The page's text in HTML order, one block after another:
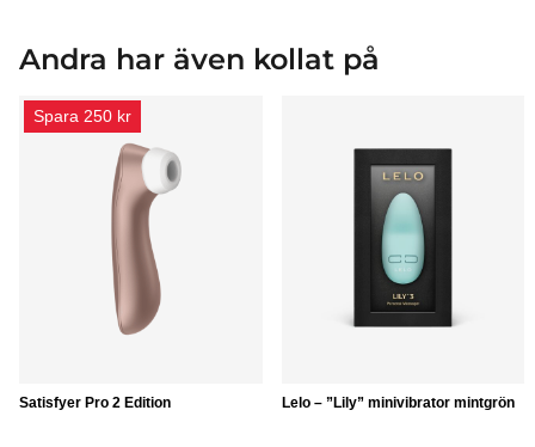
Andra har även kollat på
Satisfyer Pro 2 Edition
Spara 250 kr
Lelo – ”Lily” minivibrator mintgrön